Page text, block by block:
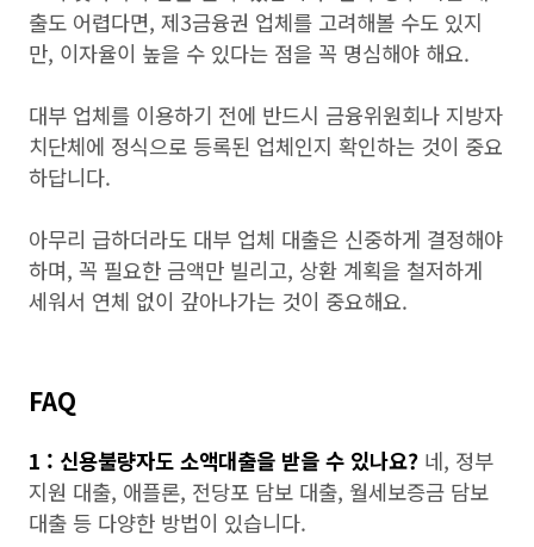
출도 어렵다면, 제3금융권 업체를 고려해볼 수도 있지
만, 이자율이 높을 수 있다는 점을 꼭 명심해야 해요.
대부 업체를 이용하기 전에 반드시 금융위원회나 지방자
치단체에 정식으로 등록된 업체인지 확인하는 것이 중요
하답니다.
아무리 급하더라도 대부 업체 대출은 신중하게 결정해야
하며, 꼭 필요한 금액만 빌리고, 상환 계획을 철저하게
세워서 연체 없이 갚아나가는 것이 중요해요.
FAQ
1 : 신용불량자도 소액대출을 받을 수 있나요? 네, 정부
지원 대출, 애플론, 전당포 담보 대출, 월세보증금 담보
대출 등 다양한 방법이 있습니다.